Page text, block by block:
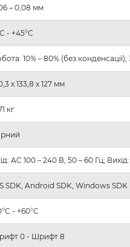
– 0,08 мм
- +45°C
10% – 80% (без
х 133,8 х 127 мм
кг
AC 100 – 240 В, 50 – 60 Гц;
SDK, Android SDK, Windows SDK
- +60°C
0 - Шрифт 8